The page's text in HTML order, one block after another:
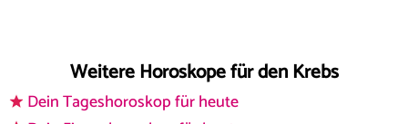
Weitere Horoskope für den Krebs
Dein Tageshoroskop für heute